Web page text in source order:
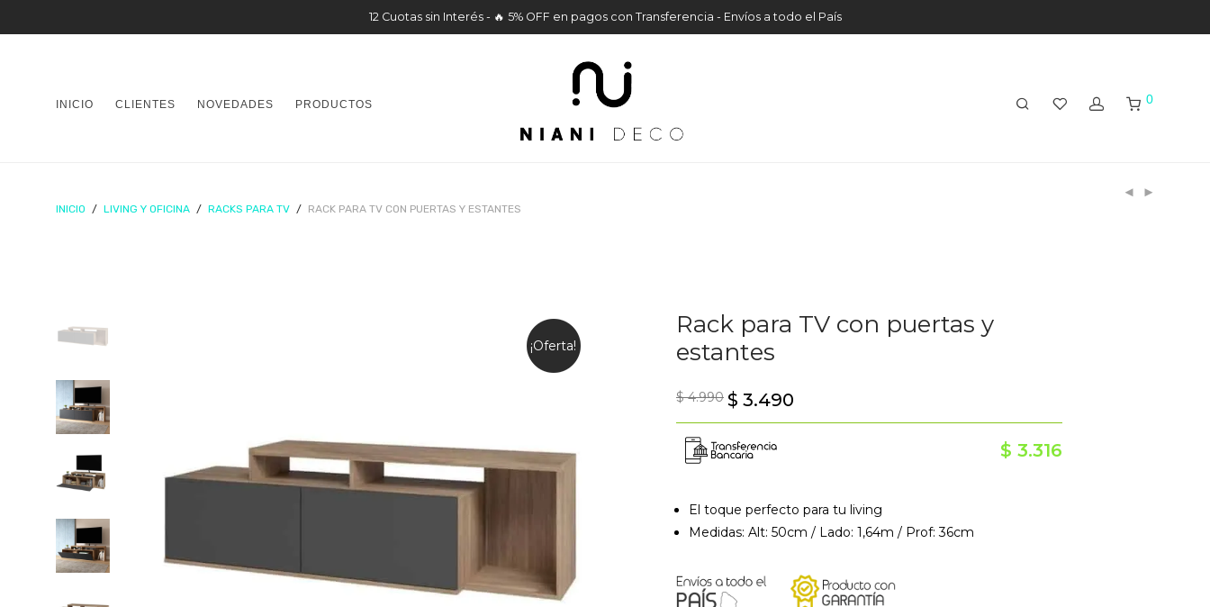
12 Cuotas sin Interés - 🔥 5% OFF en pagos con Transferencia - Envíos a todo el País
INICIO CLIENTES NOVEDADES PRODUCTOS 0
INICIO / LIVING Y OFICINA / RACKS PARA TV / RACK PARA TV CON PUERTAS Y ESTANTES
¡Oferta!
Rack para TV con puertas y
estantes
$4.990 $ 3.490
$ 3.316
El toque perfecto para tu living
Medidas: Alt: 50cm / Lado: 1,64m / Prof: 36cm